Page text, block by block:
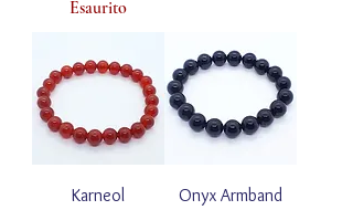
Esaurito
Karneol
Onyx Armband